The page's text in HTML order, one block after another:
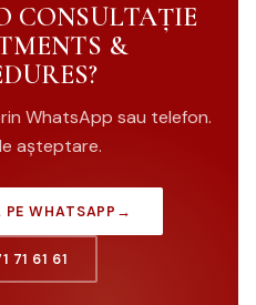
CONSULTAȚIE
&
WhatsApp sau telefon.
așteptare.
PE WHATSAPP →
71 61 61